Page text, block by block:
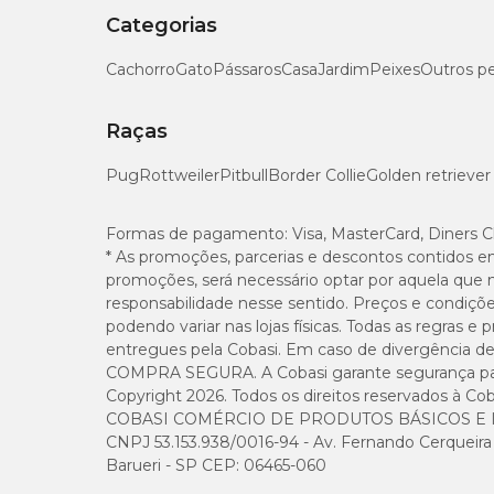
A lambedura do medicamento pode causar salivação em
Frontline Topspot de acordo com o peso do seu
No pet shop online da Cobasi você encontra o
Antipulgas e Carrapatos Frontline Topspot Cães
Antipulgas e Carrapatos Frontline Topspot para
Antipulgas e Carrapatos Frontline Topspot Gatos
Frontline Topspot: dicas de conservação
Para melhor conservação do antiparasitárioFrontline
sol. Deixe o produto longe do alcance de crianças e animais
Frontline Topspot tem a segurança Boehringer
Fundada em 1885, a empresa alemã Boehringer
Categorias
CachorroGatoPássarosCasaJardimPeixesOutros
Raças
PugRottweilerPitbullBorder CollieGolden retriever
Formas de pagamento: Visa, MasterCard, Diners
* As promoções, parcerias e descontos contidos
promoções, será necessário optar por aquela
responsabilidade nesse sentido. Preços e
podendo variar nas lojas físicas. Todas as regras
entregues pela Cobasi. Em caso de divergência
COMPRA SEGURA. A Cobasi garante segurança
Copyright 2026. Todos os direitos reservados à
COBASI COMÉRCIO DE PRODUTOS BÁSICOS E
CNPJ 53.153.938/0016-94 - Av. Fernando
Barueri - SP CEP: 06465-060